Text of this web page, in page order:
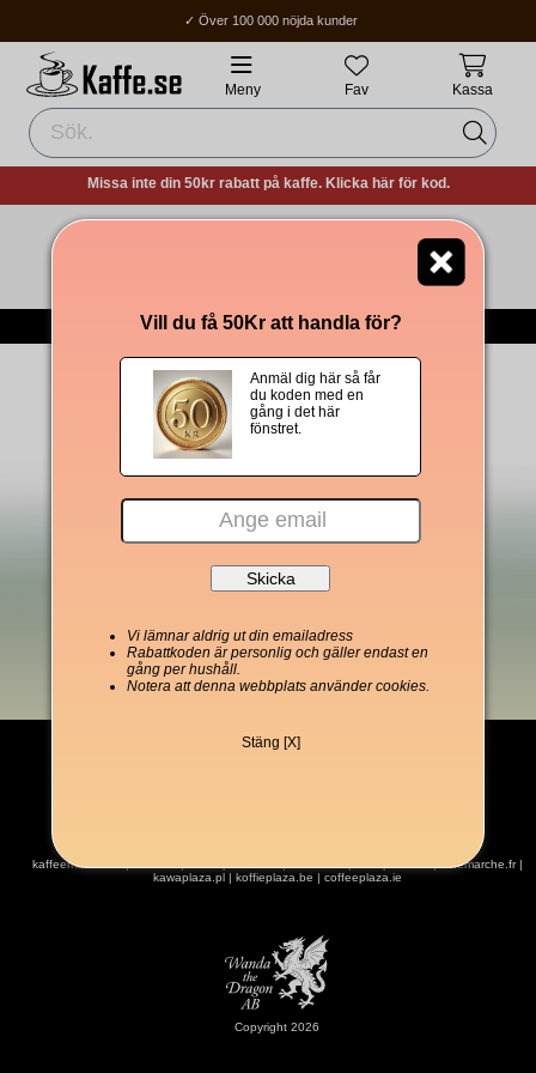
✓ Över 100 000 nöjda kunder
✓ Fri frakt över 400Kr
✓ Hemleverans / Ombud: 1-3 vardagar.
Meny Fav Kassa
Missa inte din 50kr rabatt på kaffe. Klicka här för kod.
Om Oss |Integritetspolicy |Köpvillkor|Om cookies
kaffeemarket.de|kaffe.se|coffeeplaza.com|kahvitori.fi|kaffeplaza.dk|cafemarche.fr|
kawaplaza.pl| koffieplaza.be | coffeeplaza.ie
Copyright 2026
Vill du få 50Kr att handla för?
Anmäl dig här så får
du koden med en
gång i det här
fönstret.
Vi lämnar aldrig ut din emailadress
Rabattkoden är personlig och gäller endast en
gång per hushåll.
Notera att denna webbplats använder cookies.
Stäng [X]